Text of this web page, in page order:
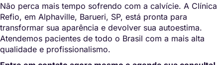
Não perca mais tempo sofrendo com a calvície. A Clínica
Refio, em Alphaville, Barueri, SP, está pronta para
transformar sua aparência e devolver sua autoestima.
Atendemos pacientes de todo o Brasil com a mais alta
qualidade e profissionalismo.